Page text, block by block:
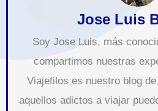
Jose Luis
Soy Jose Luis, más
compartimos nuestras
Viajefilos es nuestro blog
aquellos adictos a viajar